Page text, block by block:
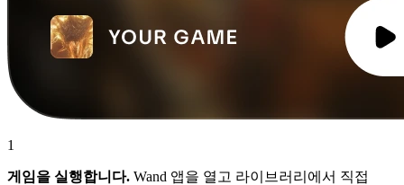
1
게임을 실행합니다. Wand 앱을 열고 라이브러리에서 직접